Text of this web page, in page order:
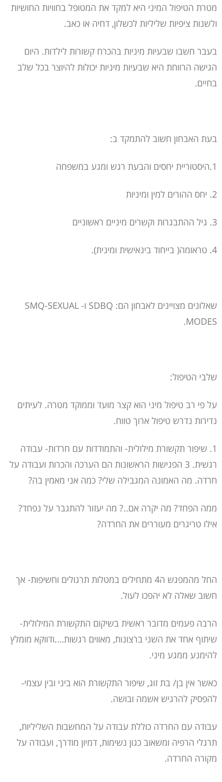
מטרת הטיפול המיני היא למקד את המטופל בחוויות החושיות
ולשנות ציפיות שליליות לכשלון, דחיה או כאב.
בעבר חשבו שבעיות מיניות בהכרח קשורות לילדות. היום
הגישה הרווחת היא שבעיות מיניות יכולות להיוצר בכל שלב
בחיים.
בעת האבחון חשוב להתמקד ב:
1.היסטוריית יחסים והבעת רגש ומגע במשפחה
2. יחס ההורים למין ומיניות
3. גיל ההתבגרות וקשרים מיניים ראשוניים
4. טראומה( בייחוד בינאישית ומינית).
שאלונים מצויינים לאבחון הם: SDBQ ו- SMQ-SEXUAL
MODES.
שלבי הטיפול:
על פי רב טיפול מיני הוא קצר מועד וממוקד מטרה. לעיתים
נדירות נדרש טיפול ארוך טווח.
1. שיפור תקשורת מילולית- והתמודדות עם חרדות- עבודה
רגשית. 3 הפגישות הראשונות הם הערכה והכרות ועבודה על
חרדה. מה האמונה המגבילה שלי? כמה אני מאמין בה?
ממה הפחד? מה יקרה אם..? מה יעזור להתגבר על נפחד?
אילו טריגרים מעוררים את החרדה?
החל מהמפגש ה4 מתחילים במטלות תרגולים וחשיפות- אך
חשוב שאלה לא יהפכו לעול.
הרבה פעמים מדובר ראשית בשיקום התקשורת המילולית-
שיתוף אחד את השני ברצונות, מאווים רגשות….ודווקא מומלץ
להימנע ממגע מיני.
כאשר אין בן/ בת זוג, שיפור התקשורת הוא ביני ובין עצמי-
להפסיק להרגיש אשמה ובושה.
עבודה עם החרדה כוללת עבודה על המחשבות השליליות,
תרגלי הרפיה ומשאוב כגון נשימות, דמיון מודרך, ועבודה על
מקורה החרדה.